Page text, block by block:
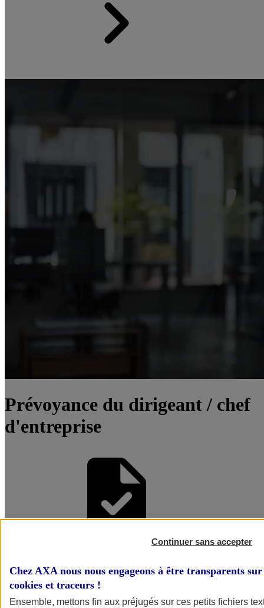
Prévoyance du dirigeant / chef
d'entreprise
Conseiller
Continuer sans accepter
Chez AXA nous nous engageons à être transparents
cookies et traceurs !
Ensemble, mettons fin aux préjugés sur ces petits fichiers